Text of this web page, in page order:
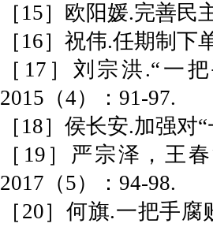
［15］欧阳媛.完善
［16］祝伟.任期制
［17］刘宗洪.“一
2015（4）：91-97.
［18］侯长安.加强
［19］严宗泽，王
2017（5）：94-98.
［20］何旗.一把手